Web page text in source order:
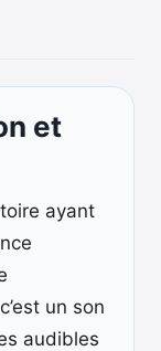
et
ayant
un son
audibles